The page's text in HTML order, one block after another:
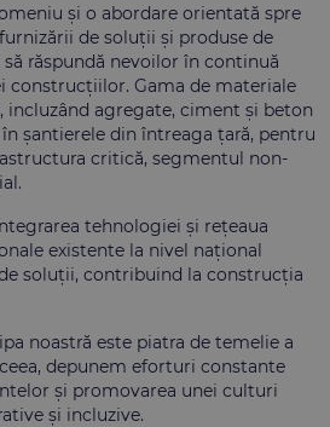
și o abordare orientată spre
de soluții și produse de
răspundă nevoilor în continuă
construcțiilor. Gama de materiale
incluzând agregate, ciment și beton
șantierele din întreaga țară, pentru
critică, segmentul non-
tehnologiei și rețeaua
existente la nivel național
soluții, contribuind la construcția
noastră este piatra de temelie a
depunem eforturi constante
și promovarea unei culturi
și incluzive.